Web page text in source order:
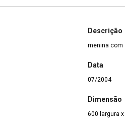
Descrição
menina com
Data
07/2004
Dimensão
600 largura